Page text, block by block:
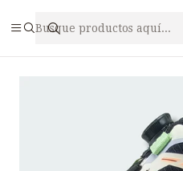
Zapatilla Free Style